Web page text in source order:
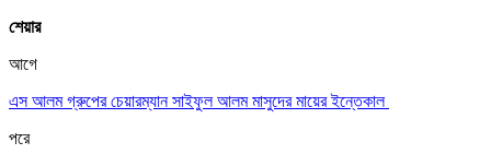
শেয়ার
আগে
এস আলম গ্রুপের চেয়ারম্যান সাইফুল আলম মাসুদের মায়ের ইন্তেকাল
পরে